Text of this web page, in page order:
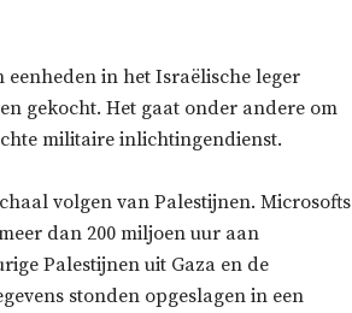
in het Israëlische leger
gekocht. Het gaat onder andere om
militaire inlichtingendienst.
volgen van Palestijnen. Microsofts
dan 200 miljoen uur aan
Palestijnen uit Gaza en de
stonden opgeslagen in een